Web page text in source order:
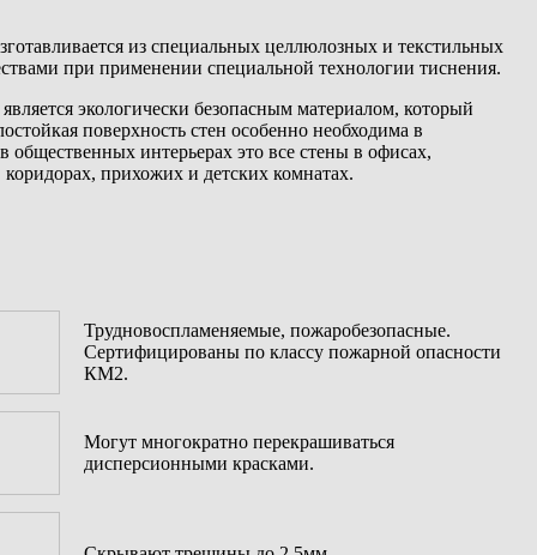
из специальных целлюлозных и текстильных
при применении специальной технологии тиснения.
является экологически безопасным материалом, который
поверхность стен особенно необходима в
интерьерах это все стены в офисах,
прихожих и детских комнатах.
Трудновоспламеняемые, пожаробезопасные.
Сертифицированы по классу пожарной опасности
КМ2.
Могут многократно перекрашиваться
дисперсионными красками.